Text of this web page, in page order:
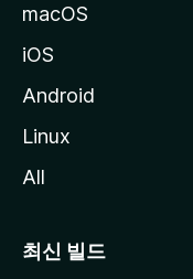
macOS
iOS
Android
Linux
All
최신 빌드